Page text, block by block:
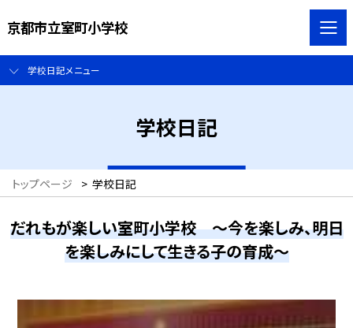
京都市立室町小学校
学校日記メニュー
学校日記
トップページ > 学校日記
だれもが楽しい室町小学校 ～今を楽しみ、明日
を楽しみにして生きる子の育成～